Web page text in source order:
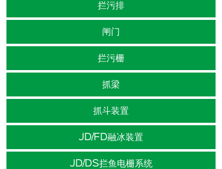
拦污排
闸门
拦污栅
抓梁
抓斗装置
JD/FD融冰装置
JD/DS拦鱼电栅系统